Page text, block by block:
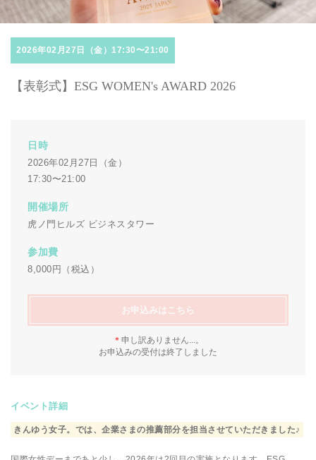
2026年02月27日（金）17:30〜21:00
【表彰式】ESG WOMEN's AWARD 2026
イベント詳細
きんゆう女子。では、企業さまの推薦部分を担当させていただきました♪
日時
2026年02月27日（金）
17:30〜21:00
開催場所
虎ノ門ヒルズ ビジネスタワー
参加費
8,000円（税込）
お申込みはこちら
＊ 申し訳ありません...。
お申込みの受付は終了しました